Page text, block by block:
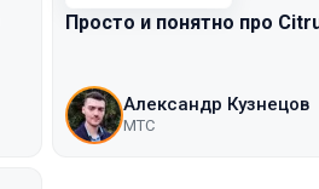
Просто и понятно про
Александр Кузнецов
МТС